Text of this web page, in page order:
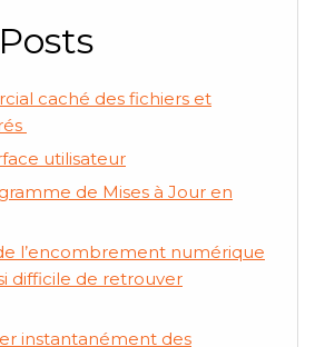
caché des fichiers et
utilisateur
de Mises à Jour en
l’encombrement numérique
difficile de retrouver
instantanément des